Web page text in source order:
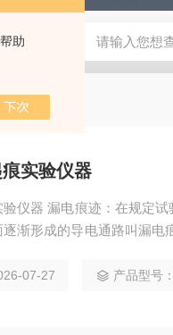
助
试验仪-微机控制
实验仪器
仪器 漏电痕迹：在规定
渐形成的导电通路叫漏
，判断在几个周期内试样
07-27 产品型号